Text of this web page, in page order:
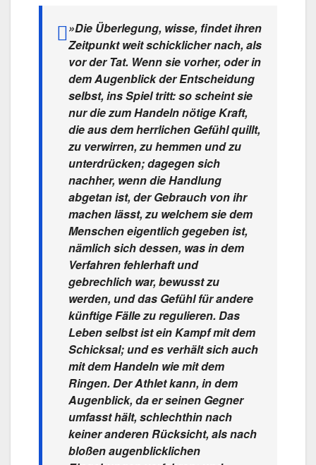
»Die Überlegung, wisse, findet ihren
Zeitpunkt weit schicklicher nach, als
vor der Tat. Wenn sie vorher, oder in
dem Augenblick der Entscheidung
selbst, ins Spiel tritt: so scheint sie
nur die zum Handeln nötige Kraft,
die aus dem herrlichen Gefühl quillt,
zu verwirren, zu hemmen und zu
unterdrücken; dagegen sich
nachher, wenn die Handlung
abgetan ist, der Gebrauch von ihr
machen lässt, zu welchem sie dem
Menschen eigentlich gegeben ist,
nämlich sich dessen, was in dem
Verfahren fehlerhaft und
gebrechlich war, bewusst zu
werden, und das Gefühl für andere
künftige Fälle zu regulieren. Das
Leben selbst ist ein Kampf mit dem
Schicksal; und es verhält sich auch
mit dem Handeln wie mit dem
Ringen. Der Athlet kann, in dem
Augenblick, da er seinen Gegner
umfasst hält, schlechthin nach
keiner anderen Rücksicht, als nach
bloßen augenblicklichen